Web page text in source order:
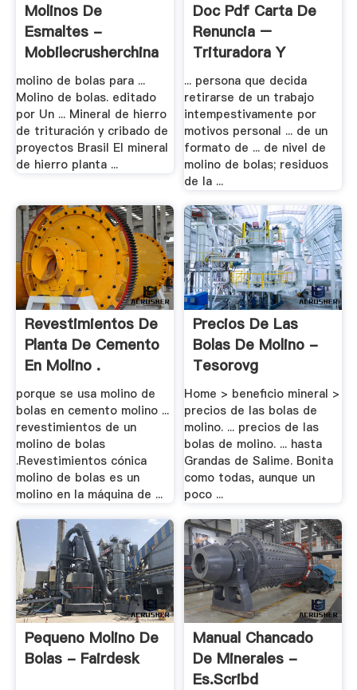
Molinos De
Esmaltes -
Mobilecrusherchina
molino de bolas para ...
Molino de bolas. editado
por Un ... Mineral de hierro
de trituración y cribado de
proyectos Brasil El mineral
de hierro planta ...
Doc Pdf Carta De
Renuncia –
Trituradora Y
Molino
... persona que decida
retirarse de un trabajo
intempestivamente por
motivos personal ... de un
formato de ... de nivel de
molino de bolas; residuos
de la ...
Revestimientos De
Planta De Cemento
En Molino .
porque se usa molino de
bolas en cemento molino ...
revestimientos de un
molino de bolas
.Revestimientos cónica
molino de bolas es un
molino en la máquina de ...
Precios De Las
Bolas De Molino -
Tesorovg
Home > beneficio mineral >
precios de las bolas de
molino. ... precios de las
bolas de molino. ... hasta
Grandas de Salime. Bonita
como todas, aunque un
poco ...
Pequeno Molino De
Bolas - Fairdesk
Manual Chancado
De Minerales -
Es.scribd